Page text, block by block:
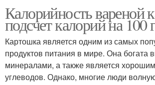
Калорийность вареной
подсчет калорий на 100
Картошка является одним из самых
продуктов питания в мире. Она богата
минералами, а также является
углеводов. Однако, многие люди